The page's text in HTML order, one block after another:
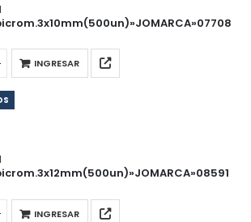
INGRESAR
INGRESAR